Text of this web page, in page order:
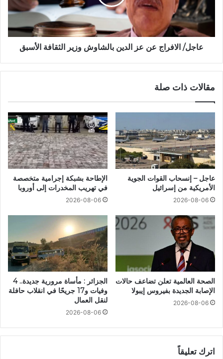
عاجل/ الافراج عن عز الدين بالشاوش وزير الثقافة الأسبق
مقالات ذات صلة
عاجل – إنسحاب القوات الجوية
الأمريكية من إسرائيل
2026-08-06
الإطاحة بشبكة إجرامية متخصصة
في تهريب المخدرات إلى أوروبا
2026-08-06
الصحة العالمية تعلن تضاعف حالات
الإصابة الجديدة بفيروس إيبولا
2026-08-06
الجزائر : مأساة مرورية جديدة.. 4
وفيات و17 جريحًا في انقلاب حافلة
لنقل العمال
2026-08-06
اترك تعليقاً